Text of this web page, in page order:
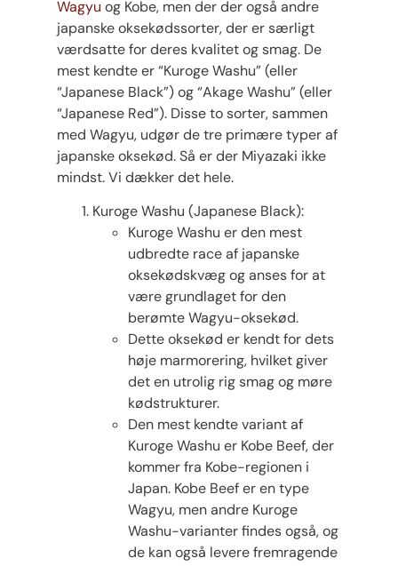
Wagyu og Kobe, men der der også andre
japanske oksekødssorter, der er særligt
værdsatte for deres kvalitet og smag. De
mest kendte er “Kuroge Washu” (eller
“Japanese Black”) og “Akage Washu” (eller
“Japanese Red”). Disse to sorter, sammen
med Wagyu, udgør de tre primære typer af
japanske oksekød. Så er der Miyazaki ikke
mindst. Vi dækker det hele.
Kuroge Washu (Japanese Black):
Kuroge Washu er den mest
udbredte race af japanske
oksekødskvæg og anses for at
være grundlaget for den
berømte Wagyu-oksekød.
Dette oksekød er kendt for dets
høje marmorering, hvilket giver
det en utrolig rig smag og møre
kødstrukturer.
Den mest kendte variant af
Kuroge Washu er Kobe Beef, der
kommer fra Kobe-regionen i
Japan. Kobe Beef er en type
Wagyu, men andre Kuroge
Washu-varianter findes også, og
de kan også levere fremragende